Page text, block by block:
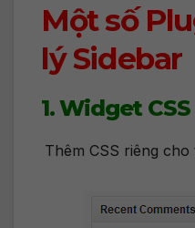
Một số
lý Sidebar
1. Widget
Thêm CSS riêng cho